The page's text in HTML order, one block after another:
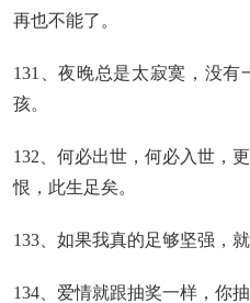
再也不能了。
131、夜晚总是太寂寞，没
孩。
132、何必出世，何必入世，
恨，此生足矣。
133、如果我真的足够坚强，
134、爱情就跟抽奖一样，你